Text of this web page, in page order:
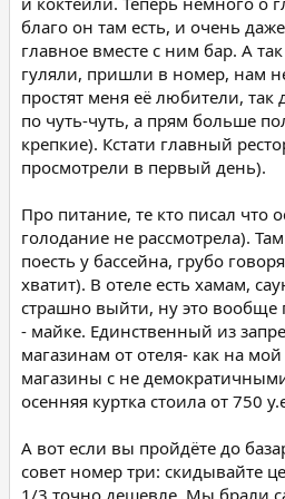
благо он там есть, и очень
главное вместе с ним бар. А
гуляли, пришли в номер, нам
простят меня её любители, так
по чуть-чуть, а прям больше
крепкие). Кстати главный
просмотрели в первый день).
Про питание, те кто писал что
голодание не рассмотрела).
поесть у бассейна, грубо
хватит). В отеле есть хамам,
страшно выйти, ну это вообще
- майке. Единственный из
магазинам от отеля- как на
магазины с не
осенняя куртка стоила от 750
А вот если вы пройдёте до
совет номер три: скидывайте
1/3 точно дешевле. Мы брали